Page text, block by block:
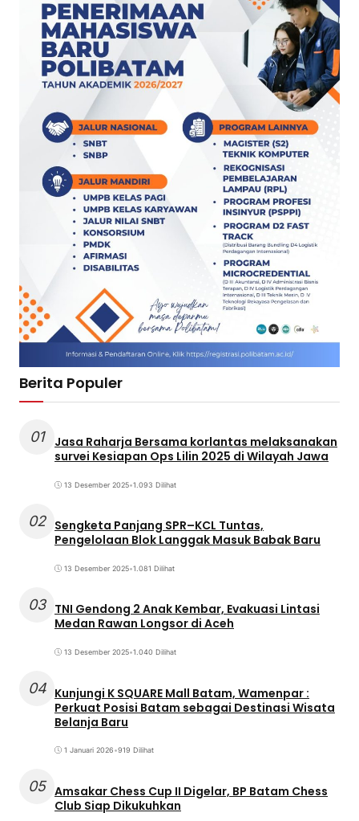
Berita Populer
01
Jasa Raharja Bersama korlantas melaksanakan
survei Kesiapan Ops Lilin 2025 di Wilayah Jawa
13 Desember 2025•1.093 Dilihat
02 Sengketa Panjang SPR–KCL Tuntas,
Pengelolaan Blok Langgak Masuk Babak Baru
13 Desember 2025•1.081 Dilihat
03 TNI Gendong 2 Anak Kembar, Evakuasi Lintasi
Medan Rawan Longsor di Aceh
13 Desember 2025•1.040 Dilihat
04 Kunjungi K SQUARE Mall Batam, Wamenpar :
Perkuat Posisi Batam sebagai Destinasi Wisata
Belanja Baru
1 Januari 2026•919 Dilihat
05 Amsakar Chess Cup II Digelar, BP Batam Chess
Club Siap Dikukuhkan